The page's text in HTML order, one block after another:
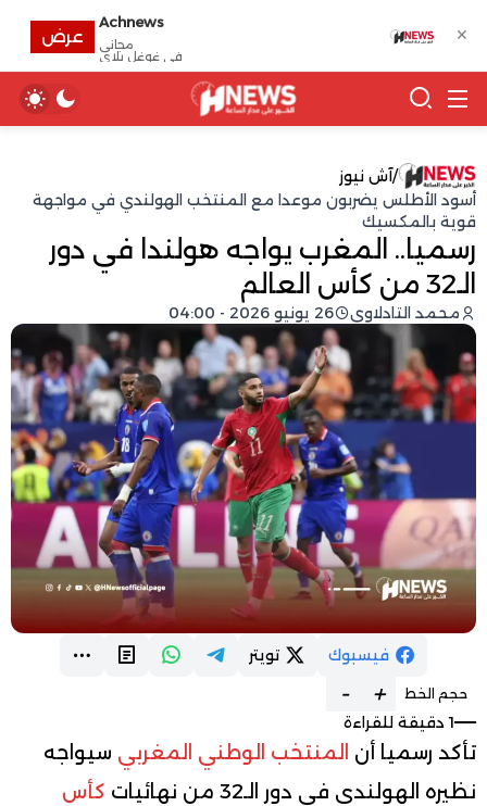
/آش نيوز
أسود الأطلس يضربون موعدا مع المنتخب الهولندي في مواجهة
قوية بالمكسيك
رسميا.. المغرب يواجه هولندا في دور
الـ32 من كأس العالم
محمد التادلاوي 26 يونيو 2026 - 04:00
فيسبوك تويتر
حجم الخط +
-
1 دقيقة للقراءة
تأكد رسميا أن المنتخب الوطني المغربي سيواجه
نظيره الهولندي في دور الـ32 من نهائيات
كأس
✕
Achnews
مجانى
في غوغل بلاي
عرض